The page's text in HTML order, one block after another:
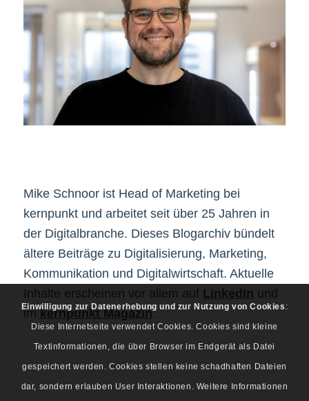
Mike Schnoor ist Head of Marketing bei
kernpunkt und arbeitet seit über 25 Jahren in
der Digitalbranche. Dieses Blogarchiv bündelt
ältere Beiträge zu Digitalisierung, Marketing,
Kommunikation und Digitalwirtschaft. Aktuelle
Inhalte erscheinen vor allem auf LinkedIn und
imkernpunkt Magazin.
Einwilligung zur Datenerhebung und zur Nutzung von Cookies :
Diese Internetseite verwendet Cookies. Cookies sind kleine
Textinformationen, die über Browser im Endgerät als Datei
gespeichert werden. Cookies stellen keine schadhaften Dateien
dar, sondern erlauben User Interaktionen. Weitere Informationen